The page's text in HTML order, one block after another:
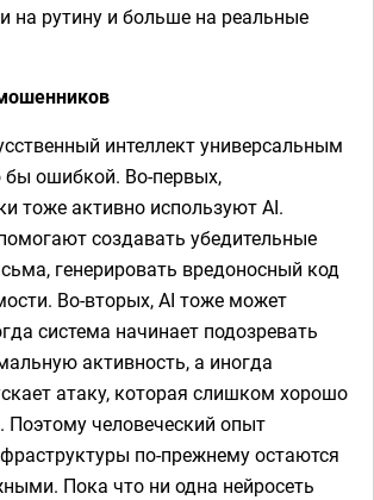
на рутину и больше на реальные
интеллект универсальным
ошибкой. Во-первых,
тоже активно используют AI.
создавать убедительные
генерировать вредоносный код
Во-вторых, AI тоже может
система начинает подозревать
активность, а иногда
атаку, которая слишком хорошо
Поэтому человеческий опыт
по-прежнему остаются
Пока что ни одна нейросеть